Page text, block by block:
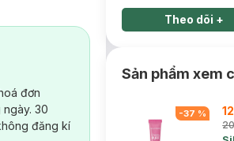
đơn
30
đăng kí
Theo dõi +
Sản phẩm xem
-37 %